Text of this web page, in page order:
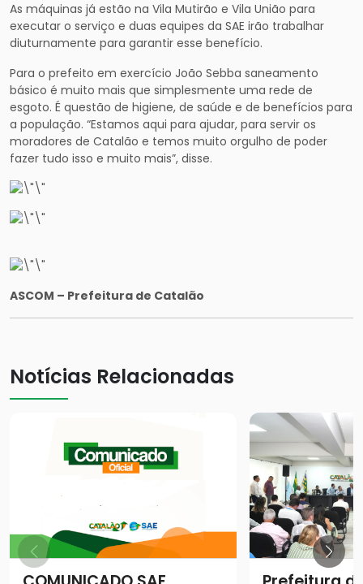
As máquinas já estão na Vila Mutirão e Vila União para
executar o serviço e duas equipes da SAE irão trabalhar
diuturnamente para garantir esse benefício.
Para o prefeito em exercício João Sebba saneamento
básico é muito mais que simplesmente uma rede de
esgoto. É questão de higiene, de saúde e de benefícios para
a população. “Estamos aqui para ajudar, para servir os
moradores de Catalão e temos muito orgulho de poder
fazer tudo isso e muito mais”, disse.
ASCOM – Prefeitura de Catalão
Notícias Relacionadas